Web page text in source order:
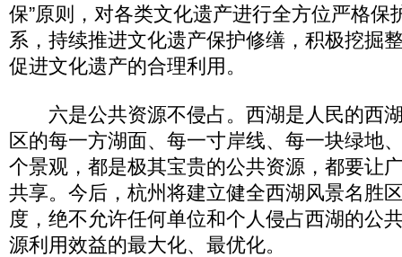
保”原则，对各类文化遗产进行全方位严格保
系，持续推进文化遗产保护修缮，积极挖掘
促进文化遗产的合理利用。
六是公共资源不侵占。西湖是人民的西
区的每一方湖面、每一寸岸线、每一块绿地
个景观，都是极其宝贵的公共资源，都要让
共享。今后，杭州将建立健全西湖风景名胜
度，绝不允许任何单位和个人侵占西湖的公
源利用效益的最大化、最优化。